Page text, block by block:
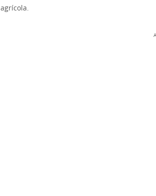
agrícola.